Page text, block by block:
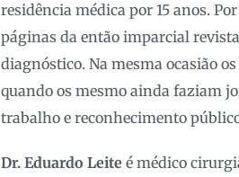
residência médica por 15 anos.
páginas da então imparcial
diagnóstico. Na mesma ocasião
quando os mesmo ainda faziam
trabalho e reconhecimento
Dr. Eduardo Leite é médico